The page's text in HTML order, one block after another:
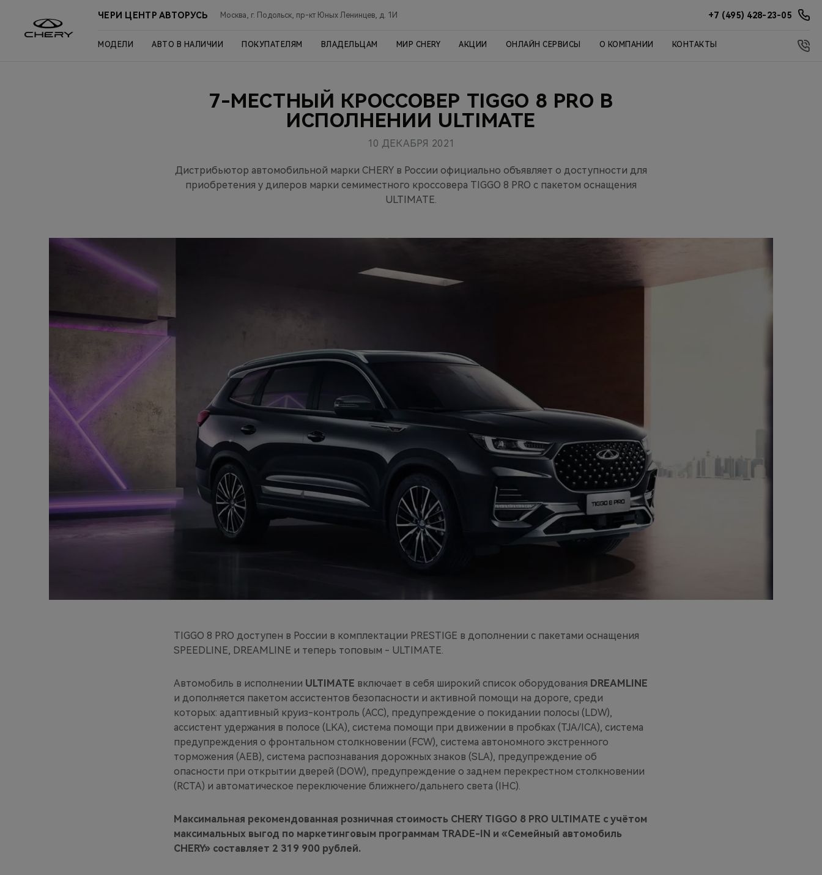
ЧЕРИ ЦЕНТР АВТОРУСЬ Москва, г. Подольск, пр-кт Юных Ленинцев, д. 1И +7 (495) 428-23-05
МОДЕЛИ АВТО В НАЛИЧИИ ПОКУПАТЕЛЯМ ВЛАДЕЛЬЦАМ МИР CHERY АКЦИИ ОНЛАЙН СЕРВИСЫ О КОМПАНИИ КОНТАКТЫ
7-МЕСТНЫЙ КРОССОВЕР TIGGO 8 PRO В
ИСПОЛНЕНИИ ULTIMATE
10 ДЕКАБРЯ 2021
Дистрибьютор автомобильной марки CHERY в России официально объявляет о доступности для
приобретения у дилеров марки семиместного кроссовера TIGGO 8 PRO c пакетом оснащения
ULTIMATE.
TIGGO 8 PRO доступен в России в комплектации PRESTIGE в дополнении с пакетами оснащения
SPEEDLINE, DREAMLINE и теперь топовым - ULTIMATE.
Автомобиль в исполнении ULTIMATE включает в себя широкий список оборудования DREAMLINE
и дополняется пакетом ассистентов безопасности и активной помощи на дороге, среди
которых: адаптивный круиз-контроль (ACC), предупреждение о покидании полосы (LDW),
ассистент удержания в полосе (LKA), система помощи при движении в пробках (TJA/ICA), система
предупреждения о фронтальном столкновении (FCW), система автономного экстренного
торможения (AEB), система распознавания дорожных знаков (SLA), предупреждение об
опасности при открытии дверей (DOW), предупреждение о заднем перекрестном столкновении
(RCTA) и автоматическое переключение ближнего/дальнего света (IHC).
Максимальная рекомендованная розничная стоимость CHERY TIGGO 8 PRO ULTIMATE c учётом
максимальных выгод по маркетинговым программам TRADE-IN и «Семейный автомобиль
CHERY» составляет 2 319 900 рублей.